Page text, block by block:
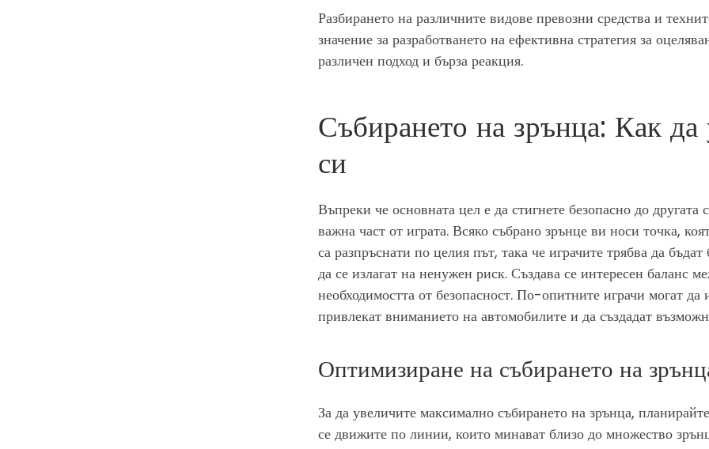
Разбирането на различните видове превозни средства и
значение за разработването на ефективна стратегия за
различен подход и бърза реакция.
Събирането на зрънца: Как да
си
Въпреки че основната цел е да стигнете безопасно до другата
важна част от играта. Всяко събрано зрънце ви носи точка,
са разпръснати по целия път, така че играчите трябва да
да се излагат на ненужен риск. Създава се интересен баланс
необходимостта от безопасност. По-опитните играчи могат да
привлекат вниманието на автомобилите и да създадат
Оптимизиране на събирането на
За да увеличите максимално събирането на зрънца,
се движите по линии, които минават близо до множество